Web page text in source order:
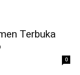
Terbuka
0